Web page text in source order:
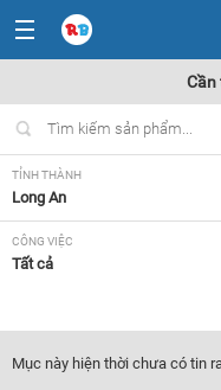
Cần
TỈNH THÀNH
Long An
CÔNG VIỆC
Tất cả
Tất cả
Mục này hiện thời chưa có tin